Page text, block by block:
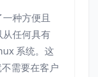
种方便且
任何具有
系统。这
需要在客户